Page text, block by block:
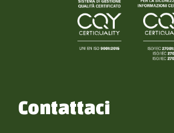
Contattaci